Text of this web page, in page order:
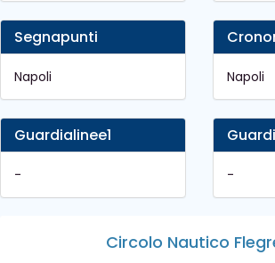
Segnapunti
Napoli Napoli
Guardialinee1
- -
Circolo Nautico